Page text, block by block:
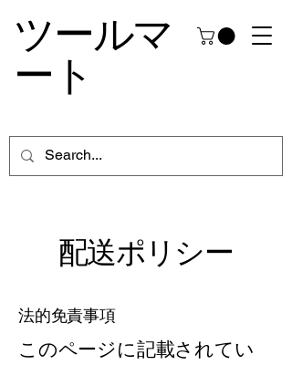
ツールマ
ート
配送ポリシー
法的免責事項
このページに記載されてい